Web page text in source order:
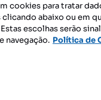
cookies para tratar
clicando abaixo ou em
escolhas serão
navegação. Política de